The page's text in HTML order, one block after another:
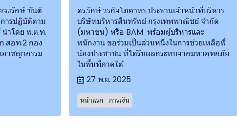
จงรักษ์ ขันติ
ารปฏิบัติตาม
ำโดย พ.ต.ท.
.สอท.2 กอง
าชญากรรม
ดร.รักษ์ วรกิจโภคาทร ประธานเจ้าหน้าที่บริหาร
บริษัทบริหารสินทรัพย์ กรุงเทพพาณิชย์ จำกัด
(มหาชน) หรือ BAM พร้อมผู้บริหารและ
พนักงาน ขอร่วมเป็นส่วนหนึ่งในการช่วยเหลือพี่
น้องประชาชน ที่ได้รับผลกระทบจากมหาอุทกภัย
ในพื้นที่ภาคใต้
27 พ.ย. 2025
หน้าแรก การเงิน